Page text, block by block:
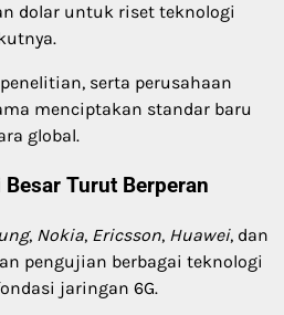
dolar untuk riset teknologi
serta perusahaan
menciptakan standar baru
global.
Turut Berperan
, Nokia, Ericsson, Huawei, dan
pengujian berbagai teknologi
jaringan 6G.